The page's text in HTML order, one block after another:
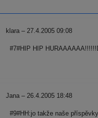
klara – 27.4.2005 09:08
#7#HIP HIP
Jana – 26.4.2005 18:48
#9#HH:jo takže naše